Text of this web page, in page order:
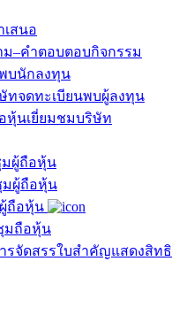
เสนอ
ม–คำตอบตอบกิจกรรม
บนักลงทุน
ทจดทะเบียนพบผู้ลงทุน
หุ้นเยี่ยมชมบริษัท
ผู้ถือหุ้น
มผู้ถือหุ้น
ถือหุ้น
มถือหุ้น
ารจัดสรรใบสำคัญแสดงสิทธิ